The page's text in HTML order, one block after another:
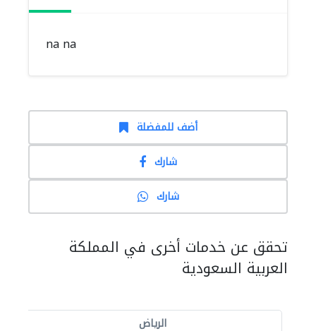
na na
أضف للمفضلة
شارك
شارك
تحقق عن خدمات أخرى في المملكة
العربية السعودية
الرياض